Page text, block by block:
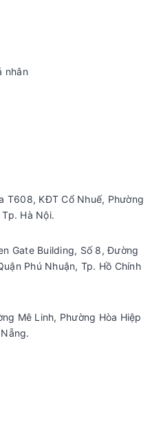
nhân
T608, KĐT Cổ Nhuế, Phường
Hà Nội.
Gate Building, Số 8, Đường
Phú Nhuận, Tp. Hồ Chính
Mê Linh, Phường Hòa Hiệp